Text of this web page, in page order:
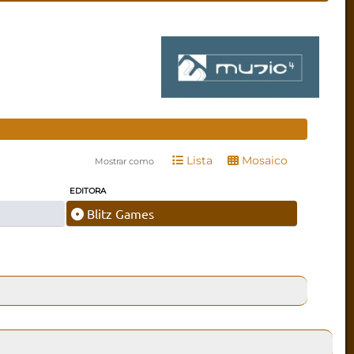
Mostrar como Lista Mosaico
EDITORA
Blitz Games